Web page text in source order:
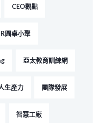
CEO觀點
圓桌小聚
亞太教育訓練網
生產力 團隊發展
智慧工廠